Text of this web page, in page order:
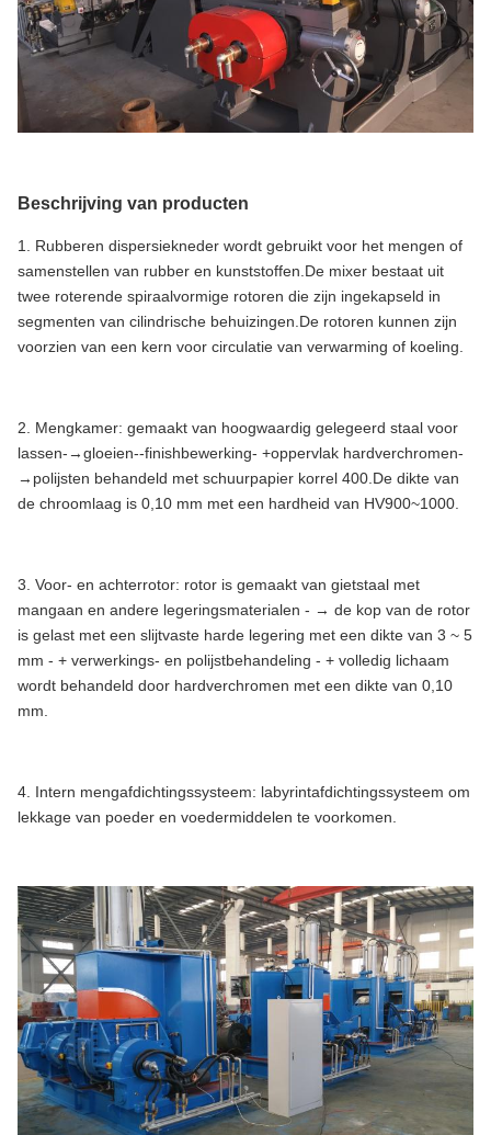
Beschrijving van producten
1. Rubberen dispersiekneder wordt gebruikt voor het mengen of
samenstellen van rubber en kunststoffen.De mixer bestaat uit
twee roterende spiraalvormige rotoren die zijn ingekapseld in
segmenten van cilindrische behuizingen.De rotoren kunnen zijn
voorzien van een kern voor circulatie van verwarming of koeling.
2. Mengkamer: gemaakt van hoogwaardig gelegeerd staal voor
lassen-→gloeien--finishbewerking- +oppervlak hardverchromen-
→polijsten behandeld met schuurpapier korrel 400.De dikte van
de chroomlaag is 0,10 mm met een hardheid van HV900~1000.
3. Voor- en achterrotor: rotor is gemaakt van gietstaal met
mangaan en andere legeringsmaterialen - → de kop van de rotor
is gelast met een slijtvaste harde legering met een dikte van 3 ~ 5
mm - + verwerkings- en polijstbehandeling - + volledig lichaam
wordt behandeld door hardverchromen met een dikte van 0,10
mm.
4. Intern mengafdichtingssysteem: labyrintafdichtingssysteem om
lekkage van poeder en voedermiddelen te voorkomen.